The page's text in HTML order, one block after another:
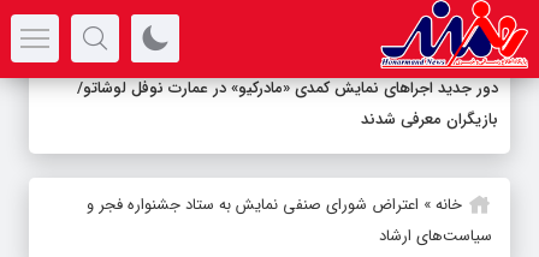
دور جدید اجراهای نمایش کمدی «مادرکیو» در عمارت نوفل لوشاتو/
بازیگران معرفی شدند
خانه» اعتراض شورای صنفی نمایش به ستاد جشنواره فجر و
سیاست‌های ارشاد